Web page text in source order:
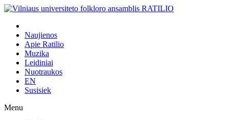
Naujienos
Apie Ratilio
Muzika
Leidiniai
Nuotraukos
EN
Susisiek
Menu